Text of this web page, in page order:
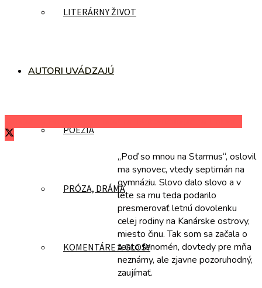
LITERÁRNY ŽIVOT
AUTORI UVÁDZAJÚ
POÉZIA
PRÓZA, DRÁMA
KOMENTÁRE A GLOSY
„Poď so mnou na Starmus“, oslovil
ma synovec, vtedy septimán na
gymnáziu. Slovo dalo slovo a v
lete sa mu teda podarilo
presmerovať letnú dovolenku
celej rodiny na Kanárske ostrovy,
miesto činu. Tak som sa začala o
tento fenomén, dovtedy pre mňa
neznámy, ale zjavne pozoruhodný,
zaujímať.